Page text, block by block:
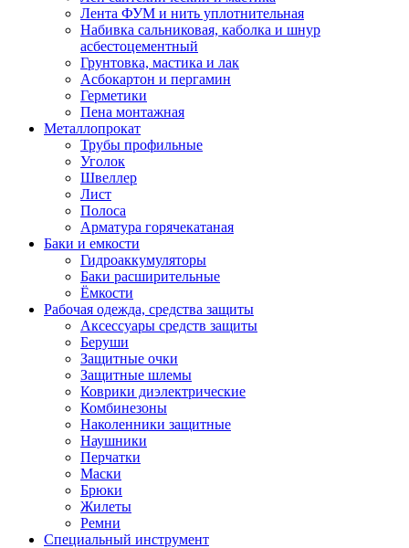
Лента ФУМ и нить уплотнительная
Набивка сальниковая, каболка и шнур
асбестоцементный
Грунтовка, мастика и лак
Асбокартон и пергамин
Герметики
Пена монтажная
Металлопрокат
Трубы профильные
Уголок
Швеллер
Лист
Полоса
Арматура горячекатаная
Баки и емкости
Гидроаккумуляторы
Баки расширительные
Ёмкости
Рабочая одежда, средства защиты
Аксессуары средств защиты
Беруши
Защитные очки
Защитные шлемы
Коврики диэлектрические
Комбинезоны
Наколенники защитные
Наушники
Перчатки
Маски
Брюки
Жилеты
Ремни
Специальный инструмент